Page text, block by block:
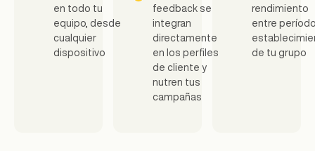
en todo tu
equipo, desde
cualquier
dispositivo
feedback se
integran
directamente
en los perfiles
de cliente y
nutren tus
campañas
rendimiento
entre
de tu grupo